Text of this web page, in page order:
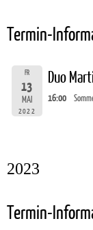
Termin-
FR
13
MAI
2022
Duo
16:00
2023
Termin-